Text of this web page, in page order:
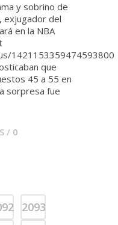
y sobrino de
exjugador del
en la NBA
1421153359474593800
que
45 a 55 en
sorpresa fue
/ 0
2093